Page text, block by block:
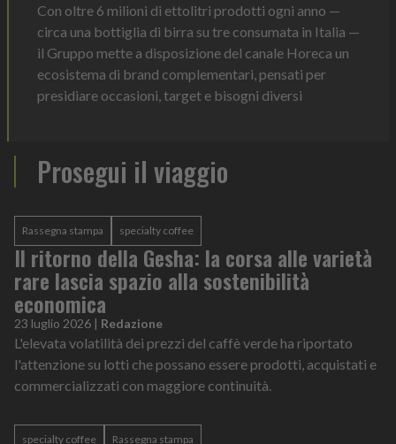
Con oltre 6 milioni di ettolitri prodotti ogni anno —
circa una bottiglia di birra su tre consumata in Italia —
il Gruppo mette a disposizione del canale Horeca un
ecosistema di brand complementari, pensati per
presidiare occasioni, target e bisogni diversi
Prosegui il viaggio
Rassegna stampa specialty coffee
Il ritorno della Gesha: la corsa alle varietà
rare lascia spazio alla sostenibilità
economica
23 luglio 2026 | Redazione
L'elevata volatilità dei prezzi del caffè verde ha riportato
l'attenzione su lotti che possano essere prodotti, acquistati e
commercializzati con maggiore continuità.
specialty coffee Rassegna stampa